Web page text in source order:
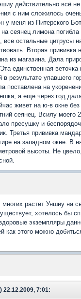
действительно всё
с ним сложилось
у меня из Питерского
сеянец лимона погибла
все остальные цитрусы
Вторая прививка
из магазина. Дала
единственная веточка
в результате упавшего
поставлена на
а еще через год
живет на ю-в окне без
сеянец. Всилу моего
пресушку и
Третья прививка
на западном окне. В
высоты. Не
растет Уншиу на
хотелось бы
экземпляры
как этого можно
22.12.2009, 7:01: